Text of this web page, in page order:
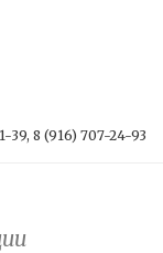
39, 8 (916) 707-24-93